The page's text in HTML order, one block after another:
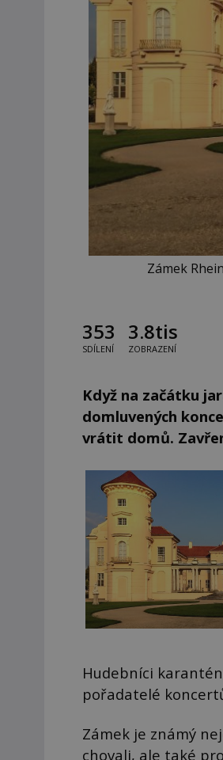
Zámek
353
SDÍLENÍ
3.8tis
ZOBRAZENÍ
Když na začátku
domluvených
vrátit domů.
Hudebníci
pořadatelé
Zámek je známý
chovali, ale také